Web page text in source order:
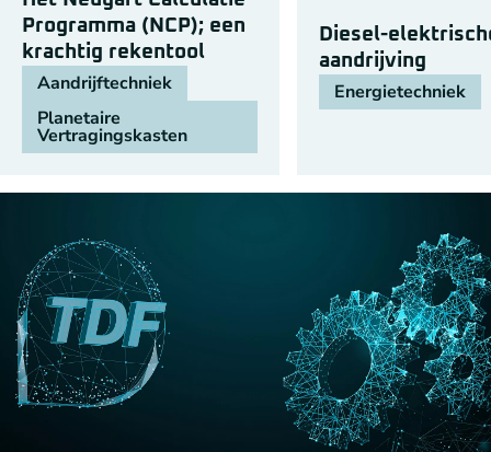
Programma (NCP); een
krachtig rekentool
Aandrijftechniek
Planetaire
Vertragingskasten
Diesel-
aandrijving
Energietechniek